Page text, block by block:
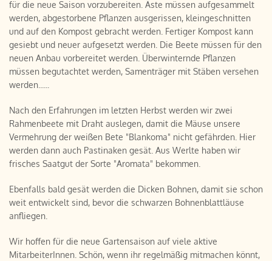
für die neue Saison vorzubereiten. Äste müssen aufgesammelt
werden, abgestorbene Pflanzen ausgerissen, kleingeschnitten
und auf den Kompost gebracht werden. Fertiger Kompost kann
gesiebt und neuer aufgesetzt werden. Die Beete müssen für den
neuen Anbau vorbereitet werden. Überwinternde Pflanzen
müssen begutachtet werden, Samenträger mit Stäben versehen
werden......
Nach den Erfahrungen im letzten Herbst werden wir zwei
Rahmenbeete mit Draht auslegen, damit die Mäuse unsere
Vermehrung der weißen Bete "Blankoma" nicht gefährden. Hier
werden dann auch Pastinaken gesät. Aus Werlte haben wir
frisches Saatgut der Sorte "Aromata" bekommen.
Ebenfalls bald gesät werden die Dicken Bohnen, damit sie schon
weit entwickelt sind, bevor die schwarzen Bohnenblattläuse
anfliegen.
Wir hoffen für die neue Gartensaison auf viele aktive
MitarbeiterInnen. Schön, wenn ihr regelmäßig mitmachen könnt,